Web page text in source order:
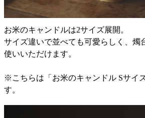
お米のキャンドルは2サイズ展開。
サイズ違いで並べても可愛らしく、燭
使いいただけます。
※こちらは「お米のキャンドル Sサイ
す。